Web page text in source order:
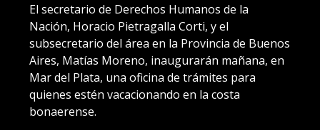
El secretario de Derechos Humanos de la
Nación, Horacio Pietragalla Corti, y el
subsecretario del área en la Provincia de Buenos
Aires, Matías Moreno, inaugurarán mañana, en
Mar del Plata, una oficina de trámites para
quienes estén vacacionando en la costa
bonaerense.